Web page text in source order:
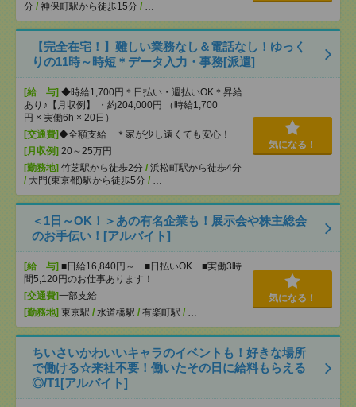
分 / 神保町駅から徒歩15分 / …
【完全在宅！】難しい業務なし＆電話なし！ゆっく
りの11時～時短＊データ入力・事務[派遣]
[給 与] ◆時給1,700円＊日払い・週払いOK＊昇給
あり♪【月収例】 ・約204,000円 （時給1,700
円 × 実働6h × 20日）
[交通費]◆全額支給 ＊家が少し遠くても安心！
[月収例] 20～25万円
[勤務地] 竹芝駅から徒歩2分 / 浜松町駅から徒歩4分
/ 大門(東京都)駅から徒歩5分 / …
気になる！
＜1日～OK！＞あの有名企業も！展示会や株主総会
のお手伝い！[アルバイト]
[給 与] ■日給16,840円～ ■日払いOK ■実働3時
間5,120円のお仕事あります！
[交通費]一部支給
[勤務地] 東京駅 / 水道橋駅 / 有楽町駅 / …
気になる！
ちいさいかわいいキャラのイベントも！好きな場所
で働ける☆来社不要！働いたその日に給料もらえる
◎/T1[アルバイト]